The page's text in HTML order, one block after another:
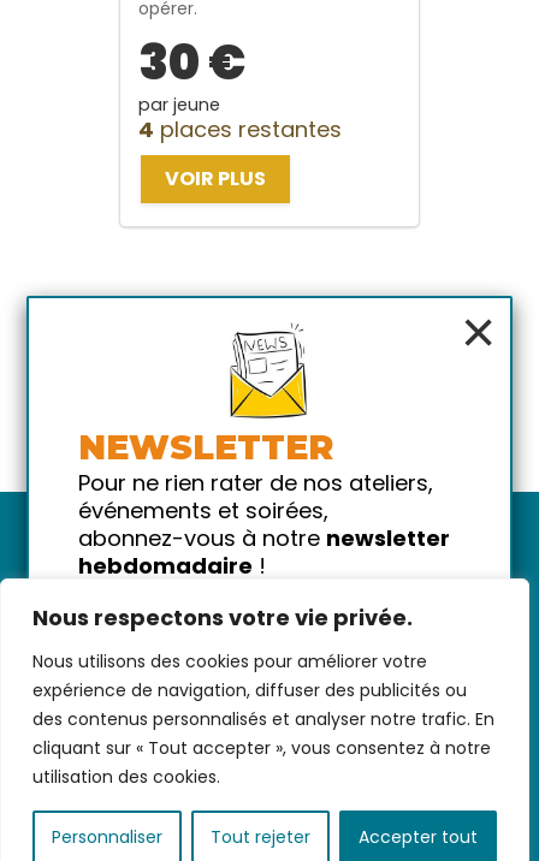
Nous respectons votre vie privée.
Nous utilisons des cookies pour améliorer votre
expérience de navigation, diffuser des publicités ou
des contenus personnalisés et analyser notre trafic. En
cliquant sur « Tout accepter », vous consentez à notre
utilisation des cookies.
Personnaliser Tout rejeter Accepter tout
opérer.
30 €
par jeune
4 places restantes
VOIR PLUS
Nous contacter- CGV/CGU-Données
personnelles-Infos pratiques- FAQ
×
NEWSLETTER
Pour ne rien rater de nos ateliers,
événements et soirées,
abonnez-vous à notre newsletter
hebdomadaire !
!
Votre email